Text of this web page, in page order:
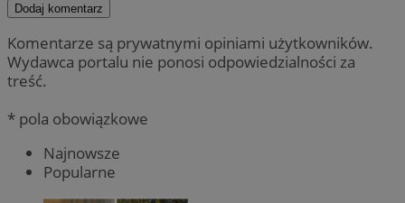
Dodaj komentarz
Komentarze są prywatnymi opiniami użytkowników.
Wydawca portalu nie ponosi odpowiedzialności za
treść.
* pola obowiązkowe
Najnowsze
Popularne